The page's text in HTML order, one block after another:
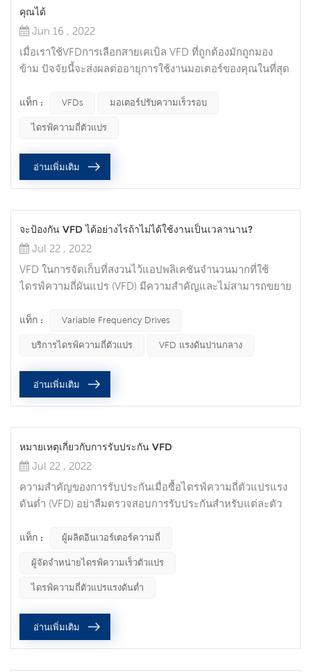
คุณได้
Jun 16 , 2022
เมื่อเราใช้VFDการเลือกสายเคเบิล VFD ที่ถูกต้องมักถูกมอง
ข้าม ปัจจัยนี้จะส่งผลต่ออายุการใช้งานมอเตอร์ของคุณในที่สุด
ปรับความเร็วรอบของคุณ ปกป้องมอเตอร์ของคุณ มอเตอร์
ไฟฟ้ากระแสสลับโดยไม่ได้ตระหนักถึงความสำคัญของการใช้
สายเคเบิลที่เหมาะสม และด...
แท็ก : VFDs มอเตอร์ปรับความเร็วรอบ
ไดรฟ์ความถี่ตัวแปร
อ่านเพิ่มเติม
จะป้องกัน VFD ได้อย่างไรถ้าไม่ได้ใช้งานเป็นเวลานาน?
Jul 22 , 2022
VFD ในการจัดเก็บที่สงวนไว้แอปพลิเคชันจำนวนมากที่ใช้
ไดรฟ์ความถี่ผันแปร (VFD) มีความสำคัญและไม่สามารถขยาย
ชั้นวางเพื่อให้สามารถสลับได้เมื่อจำเป็น อย่างไรก็ตาม ถ้าคุณ
จากที่จัดเก็บข้อมูลระยะยาวและนำไปใช้งาน สภาวะแวดล้อม
หนึ่งในปัญหาที่ง่ายท...
แท็ก : Variable Frequency Drives
บริการไดรฟ์ความถี่ตัวแปร VFD แรงดันปานกลาง
อ่านเพิ่มเติม
หมายเหตุเกี่ยวกับการรับประกัน VFD
Jul 22 , 2022
ความสำคัญของการรับประกันเมื่อซื้อไดรฟ์ความถี่ตัวแปรแรง
ดันต่ำ (VFD) อย่าลืมตรวจสอบการรับประกันสำหรับแต่ละตัว
แต่เมื่อเกิดข้อบกพร่อง การรับประกันก็ดีและสามารถช่วยคุณ
ซ่อมแซมหรือเปลี่ยนอุปกรณ์ได้ ด้านล่างนี้คือข้อควรพิจารณา
และข้อผิดพลาดที่พบบ่อยที่สุดบางส่วนที่มักเกิดขึ้นกับลูกค้า ซึ่ง
ทำให้ VFD ถูกปฏิเสธในการประเมินการรับประกันซึ่งอาจช่วย
แท็ก : ผู้ผลิตอินเวอร์เตอร์ความถี่
ผู้จัดจำหน่ายไดรฟ์ความเร็วตัวแปร
ไดรฟ์ความถี่ตัวแปรแรงดันต่ำ
อ่านเพิ่มเติม